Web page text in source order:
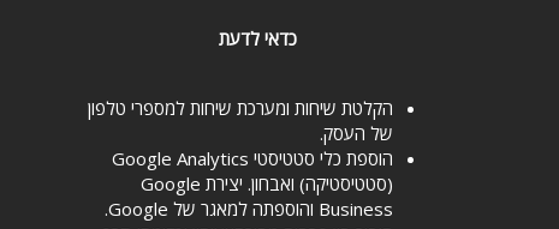
כדאי לדעת
הקלטת שיחות ומערכת שיחות למספרי טלפון
של העסק.
הוספת כלי סטטיסטי Google Analytics
(סטטיסטיקה) ואבחון. יצירת Google
Business והוספתה למאגר של Google.